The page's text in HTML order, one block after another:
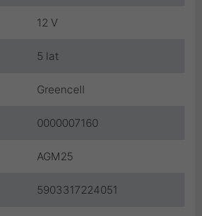
12 V
5 lat
Greencell
0000007160
AGM25
5903317224051